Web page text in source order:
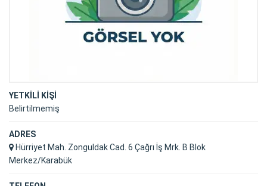
YETKİLİ KİŞİ
Belirtilmemiş
ADRES
Hürriyet Mah. Zonguldak Cad. 6 Çağrı İş Mrk. B Blok
Merkez/Karabük